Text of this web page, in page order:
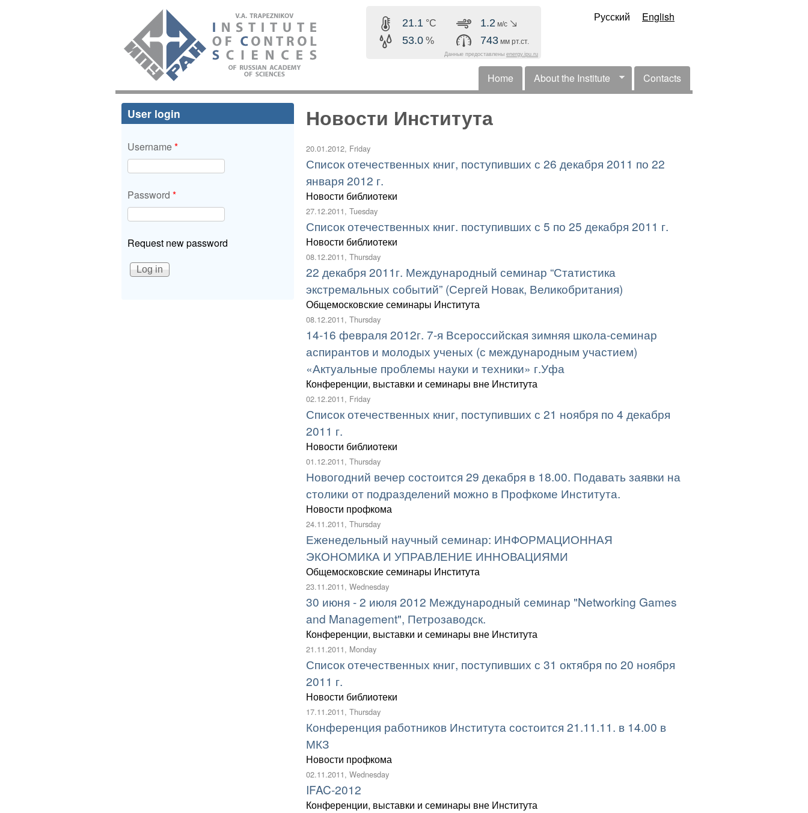
ИПУ
РАН
21.1 °C
53.0 %
1.2 м/с
743 мм рт.ст.
Данные предоставлены energy.ipu.ru
Русский English
Horizontal Menu
Home About the Institute Contacts
Новости Института
20.01.2012, Friday
Список отечественных книг, поступивших с 26 декабря 2011 по 22
января 2012 г.
Новости библиотеки
27.12.2011, Tuesday
Список отечественных книг. поступивших с 5 по 25 декабря 2011 г.
Новости библиотеки
08.12.2011, Thursday
22 декабря 2011г. Международный семинар “Статистика
экстремальных событий” (Сергей Новак, Великобритания)
Общемосковские семинары Института
08.12.2011, Thursday
14-16 февраля 2012г. 7-я Всероссийская зимняя школа-семинар
аспирантов и молодых ученых (с международным участием)
«Актуальные проблемы науки и техники» г.Уфа
Конференции, выставки и семинары вне Института
02.12.2011, Friday
Список отечественных книг, поступивших с 21 ноября по 4 декабря
2011 г.
Новости библиотеки
01.12.2011, Thursday
Новогодний вечер состоится 29 декабря в 18.00. Подавать заявки на
столики от подразделений можно в Профкоме Института.
Новости профкома
24.11.2011, Thursday
Еженедельный научный семинар: ИНФОРМАЦИОННАЯ
ЭКОНОМИКА И УПРАВЛЕНИЕ ИННОВАЦИЯМИ
Общемосковские семинары Института
23.11.2011, Wednesday
30 июня - 2 июля 2012 Международный семинар "Networking Games
and Management", Петрозаводск.
Конференции, выставки и семинары вне Института
21.11.2011, Monday
Список отечественных книг, поступивших с 31 октября по 20 ноября
2011 г.
Новости библиотеки
17.11.2011, Thursday
Конференция работников Института состоится 21.11.11. в 14.00 в
МКЗ
Новости профкома
02.11.2011, Wednesday
IFAC-2012
Конференции, выставки и семинары вне Института
User login
Username*
Password *
Request new password